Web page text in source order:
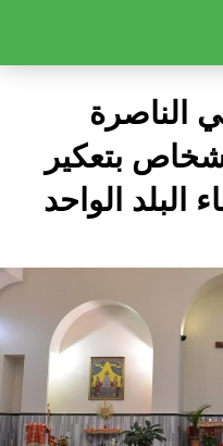
الناصرة
بتعكير
البلد الواحد